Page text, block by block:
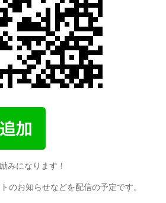
みになります！
のお知らせなどを配信の予定です。